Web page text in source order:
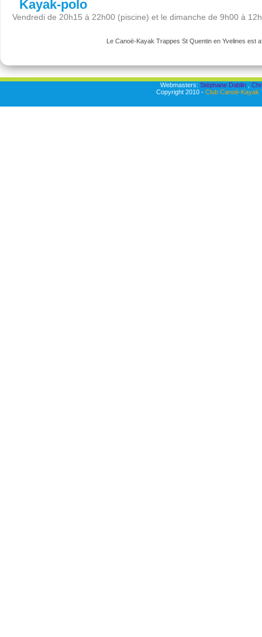
Kayak-polo
Vendredi de 20h15 à 22h00 (piscine) et le dimanche de 9h00 à
Le Canoë-Kayak Trappes St Quentin en Yvelines est
Webmasters: Stéphane Dablin,
Copyright 2010 - Club Canoë-Kayak